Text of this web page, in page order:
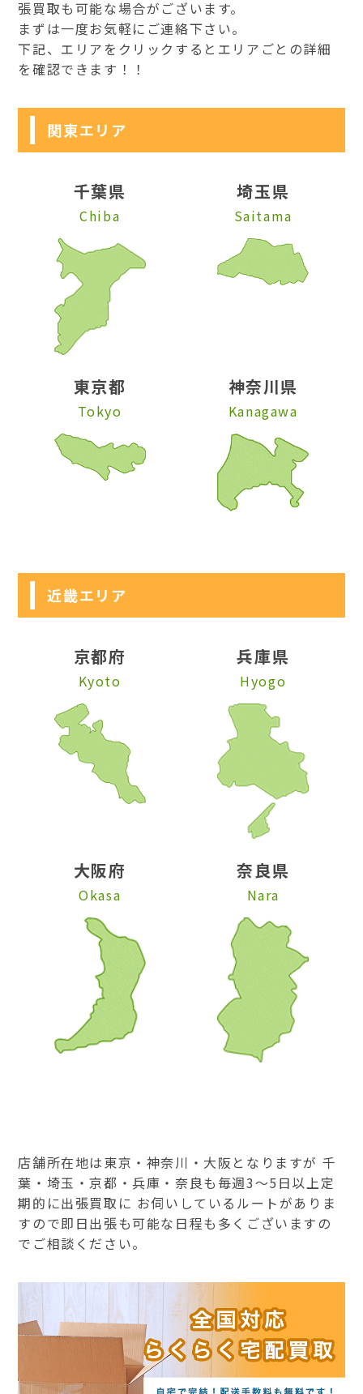
張買取も可能な場合がございます。
まずは一度お気軽にご連絡下さい。
下記、エリアをクリックするとエリアごとの詳細
を確認できます！！
関東エリア
千葉県
Chiba
埼玉県
Saitama
東京都
Tokyo
神奈川県
Kanagawa
近畿エリア
京都府
Kyoto
兵庫県
Hyogo
大阪府
Okasa
奈良県
Nara
店舗所在地は東京・神奈川・大阪となりますが 千
葉・埼玉・京都・兵庫・奈良も毎週3～5日以上定
期的に出張買取に お伺いしているルートがありま
すので即日出張も可能な日程も多くございますの
でご相談ください。